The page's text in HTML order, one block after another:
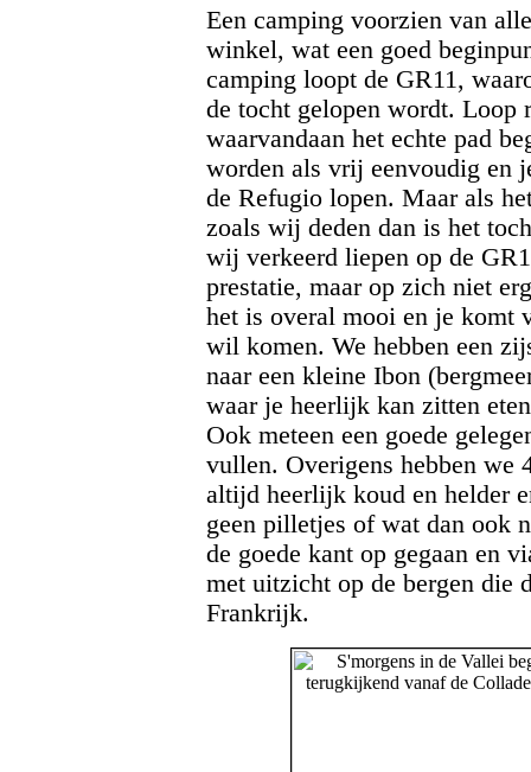
Een camping voorzien van
winkel, wat een goed
camping loopt de GR11,
de tocht gelopen wordt. Loop
waarvandaan het echte pad
worden als vrij eenvoudig en
de Refugio lopen. Maar als
zoals wij deden dan is het
wij verkeerd liepen op de
prestatie, maar op zich niet
het is overal mooi en je komt
wil komen. We hebben een
naar een kleine Ibon
waar je heerlijk kan zitten
Ook meteen een goede
vullen. Overigens hebben we
altijd heerlijk koud en helder
geen pilletjes of wat dan ook
de goede kant op gegaan en
met uitzicht op de bergen die
Frankrijk.